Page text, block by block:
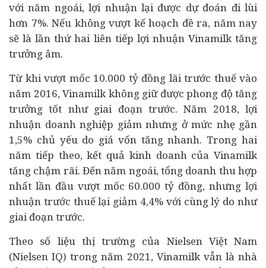
với năm ngoái, lợi nhuận lại được dự đoán đi lùi
hơn 7%. Nếu không vượt kế hoạch đề ra, năm nay
sẽ là lần thứ hai liên tiếp lợi nhuận Vinamilk tăng
trưởng âm.
Từ khi vượt mốc 10.000 tỷ đồng lãi trước thuế vào
năm 2016, Vinamilk không giữ được phong độ tăng
trưởng tốt như giai đoạn trước. Năm 2018, lợi
nhuận doanh nghiệp giảm nhưng ở mức nhẹ gần
1,5% chủ yếu do giá vốn tăng nhanh. Trong hai
năm tiếp theo, kết quả kinh doanh của Vinamilk
tăng chậm rãi. Đến năm ngoái, tổng doanh thu hợp
nhất lần đầu vượt mốc 60.000 tỷ đồng, nhưng lợi
nhuận trước thuế lại giảm 4,4% với cùng lý do như
giai đoạn trước.
Theo số liệu thị trường của Nielsen Việt Nam
(Nielsen IQ) trong năm 2021, Vinamilk vẫn là nhà